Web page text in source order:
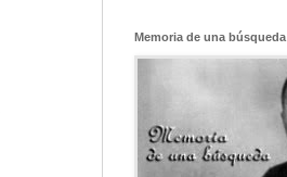
Memoria de una búsqueda